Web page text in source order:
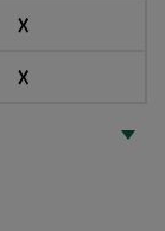
☓
☓